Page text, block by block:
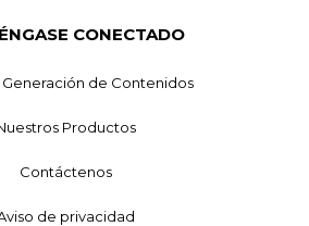
CONECTADO
Generación de Contenidos
Productos
Contáctenos
de privacidad